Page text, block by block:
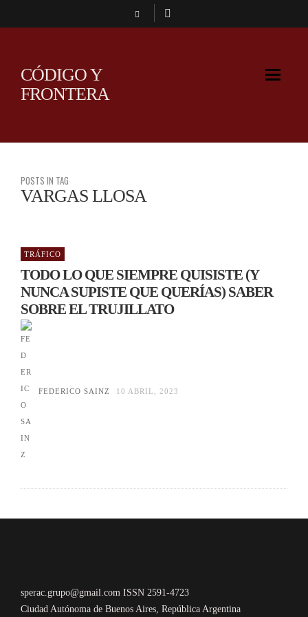
CÓDIGO Y
FRONTERA
POSTS IN TAG
VARGAS LLOSA
TRÁFICO
TODO LO QUE SIEMPRE QUISISTE (Y
NUNCA SUPISTE QUE QUERÍAS) SABER
SOBRE EL TRUJILLATO
FEDERICO SAINZ 10 ABRIL, 2023
sperac.grupo@gmail.com ISSN 2591-4723
Ciudad Autónoma de Buenos Aires, República Argentina